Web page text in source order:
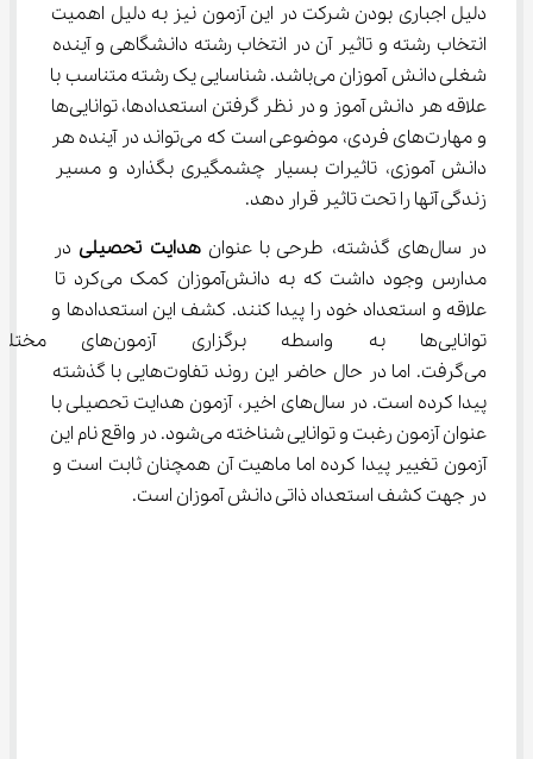
دلیل اجباری بودن شرکت در این آزمون نیز به دلیل اهمیت
انتخاب رشته و تاثیر آن در انتخاب رشته دانشگاهی و آینده
شغلی دانش آموزان می‌باشد. شناسایی یک رشته متناسب با
علاقه هر دانش آموز و در نظر گرفتن استعدادها، توانایی‌ها
و مهارت‌های فردی، موضوعی است که می‌تواند در آینده هر
دانش آموزی، تاثیرات بسیار چشمگیری بگذارد و مسیر
زندگی آنها را تحت تاثیر قرار دهد.
در سال‌های گذشته، طرحی با عنوان
هدایت تحصیلی در
مدارس وجود داشت که به دانش‌آموزان کمک می‌کرد تا
علاقه و استعداد خود را پیدا کنند. کشف این استعدادها و
توانایی‌ها به واسطه
می‌گرفت. اما در حال حاضر این روند تفاوت‌هایی با گذشته
پیدا کرده‌ است. در سال‌های اخیر، آزمون هدایت تحصیلی با
عنوان آزمون رغبت و توانایی شناخته می‌شود. در واقع نام این
آزمون تغییر پیدا کرده اما ماهیت آن همچنان ثابت است و
در جهت کشف استعداد ذاتی دانش آموزان است.